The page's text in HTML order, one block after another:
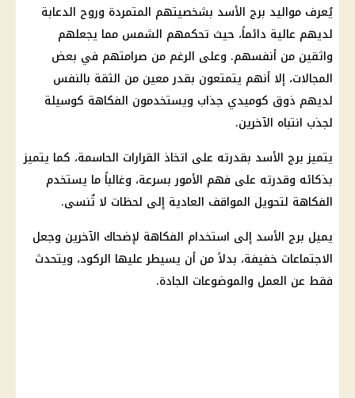
يُعرف مواليد برج الأسد بشخصيتهم المتمردة وروح الدعابة
لديهم عالية دائماً، حيث تحكمهم الشمس مما يجعلهم
واثقين من أنفسهم. وعلى الرغم من صرامتهم في بعض
المجالات، إلا أنهم يتمتعون بقدر معين من الثقة بالنفس
لديهم ذوق كوميدي جذاب ويستخدمون الفكاهة كوسيلة
لجذب انتباه الآخرين.
يتميز برج الأسد بقدرته على اتخاذ القرارات الحاسمة، كما يتميز
بذكائه وقدرته على فهم الأمور بسرعة، وغالباً ما يستخدم
الفكاهة لتحويل المواقف العادية إلى لحظات لا تُنسى.
يميل برج الأسد إلى استخدام الفكاهة لإضحاك الآخرين وجعل
الاجتماعات خفيفة، بدلاً من أن يسيطر عليها الركود، ويتحدث
فقط عن العمل والموضوعات الجادة.